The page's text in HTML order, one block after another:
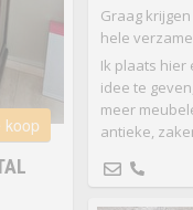
Graag
hele
Ik plaats hier
idee te
meer
antieke,
koop